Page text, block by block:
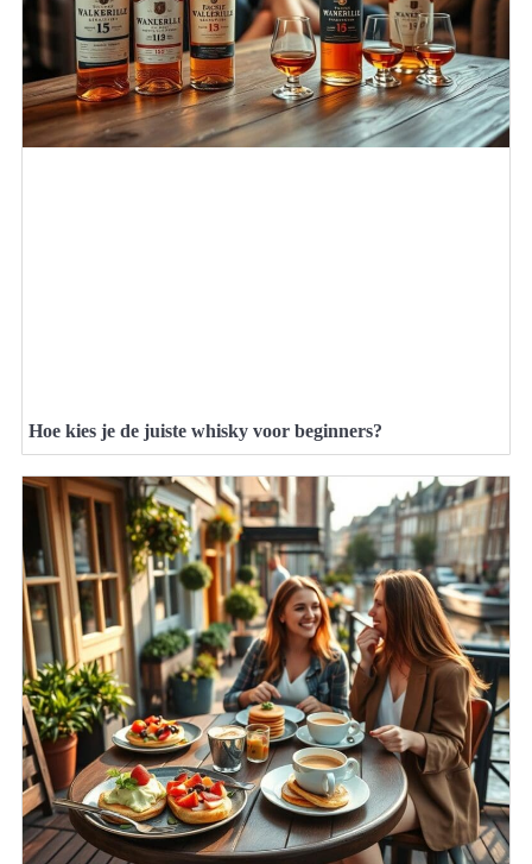
Hoe kies je de juiste whisky voor beginners?